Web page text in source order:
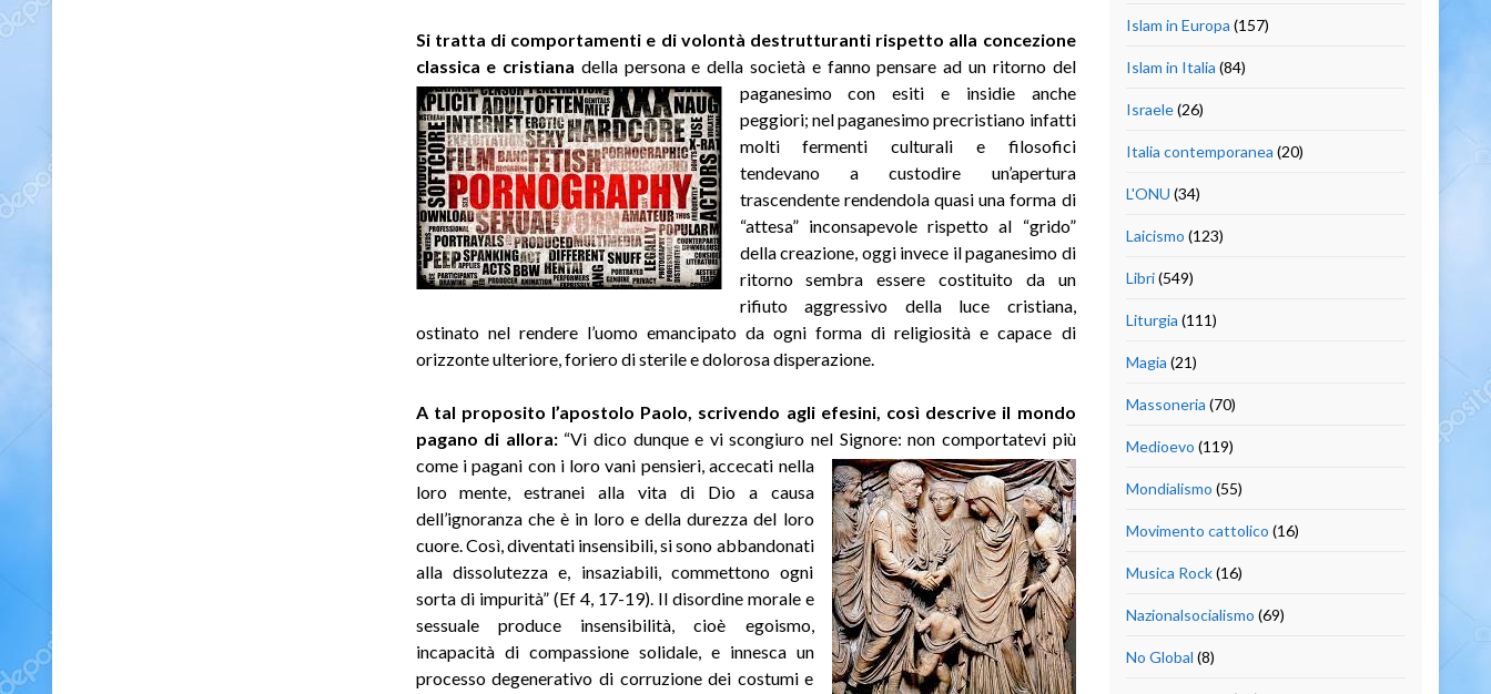
Si tratta di comportamenti e di volontà destrutturanti rispetto alla concezione
classica e cristiana della persona e della società e fanno pensaread un ritorno del
paganesimo con esiti e insidie anche
peggiori; nel paganesimo precristiano infatti
molti fermenti culturali e filosofici
tendevano a custodire un’apertura
trascendente rendendola quasi una forma di
“attesa” inconsapevole rispetto al “grido”
della creazione, oggi invece il paganesimo di
ritorno sembra essere costituito da un
rifiuto aggressivo della luce cristiana,
ostinato nel rendere l’uomo emancipato da ogni forma di religiosità e capace di
orizzonte ulteriore, foriero di sterile e dolorosa disperazione.
A tal proposito l’apostolo Paolo, scrivendo agli efesini, così descrive il mondo
pagano di allora:“Vi dico dunque e vi scongiuro nel Signore: non comportatevi più
come i pagani con i loro vani pensieri, accecati nella
loro mente, estranei alla vita di Dio a causa
dell’ignoranza che è in loro e della durezza del loro
cuore. Così, diventati insensibili, si sono abbandonati
alla dissolutezza e, insaziabili, commettono ogni
sorta di impurità” (Ef 4, 17-19). Il disordine morale e
sessuale produce insensibilità, cioè egoismo,
incapacità di compassione solidale, e innesca un
processo degenerativo di corruzione dei costumi e
Islam in Europa (157)
Islam in Italia (84)
Israele(26)
Italia contemporanea (20)
L'ONU (34)
Laicismo (123)
Libri(549)
Liturgia (111)
Magia (21)
Massoneria (70)
Medioevo (119)
Mondialismo (55)
Movimento cattolico (16)
Musica Rock(16)
Nazionalsocialismo (69)
No Global (8)